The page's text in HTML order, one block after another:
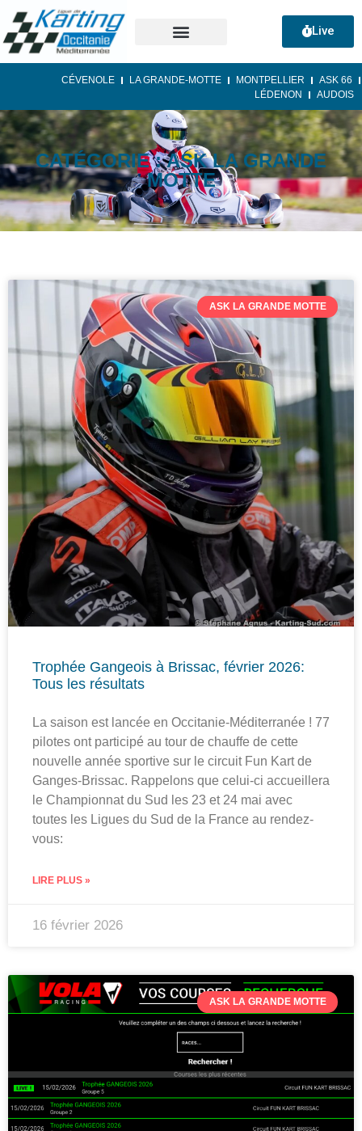
Live
CÉVENOLE LA GRANDE-MOTTE MONTPELLIER
ASK 66
LÉDENON
AUDOIS
CATÉGORIE : ASK LA GRANDE
MOTTE
ASK LA GRANDE MOTTE
Trophée Gangeois à Brissac, février 2026:
Tous les résultats
La saison est lancée en Occitanie-Méditerranée ! 77
pilotes ont participé au tour de chauffe de cette
nouvelle année sportive sur le circuit Fun Kart de
Ganges-Brissac. Rappelons que celui-ci accueillera
le Championnat du Sud les 23 et 24 mai avec
toutes les Ligues du Sud de la France au rendez-
vous:
LIRE PLUS »
16 février 2026
ASK LA GRANDE MOTTE